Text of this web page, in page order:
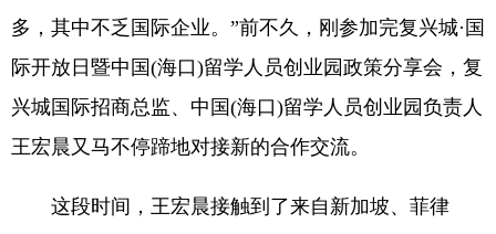
多，其中不乏国际企业。”前不久，刚参加完复兴城·国
际开放日暨中国(海口)留学人员创业园政策分享会，复
兴城国际招商总监、中国(海口)留学人员创业园负责人
王宏晨又马不停蹄地对接新的合作交流。
这段时间，王宏晨接触到了来自新加坡、菲律